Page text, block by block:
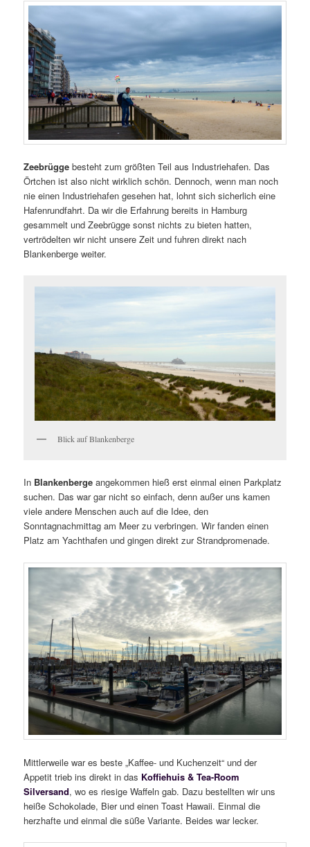
Zeebrügge besteht zum größten Teil aus Industriehafen. Das
Örtchen ist also nicht wirklich schön. Dennoch, wenn man noch
nie einen Industriehafen gesehen hat, lohnt sich sicherlich eine
Hafenrundfahrt. Da wir die Erfahrung bereits in Hamburg
gesammelt und Zeebrügge sonst nichts zu bieten hatten,
vertrödelten wir nicht unsere Zeit und fuhren direkt nach
Blankenberge weiter.
Blick auf Blankenberge
In Blankenberge angekommen hieß erst einmal einen Parkplatz
suchen. Das war gar nicht so einfach, denn außer uns kamen
viele andere Menschen auch auf die Idee, den
Sonntagnachmittag am Meer zu verbringen. Wir fanden einen
Platz am Yachthafen und gingen direkt zur Strandpromenade.
Mittlerweile war es beste „Kaffee- und Kuchenzeit“ und der
Appetit trieb ins direkt in das Koffiehuis & Tea-Room
Silversand, wo es riesige Waffeln gab. Dazu bestellten wir uns
heiße Schokolade, Bier und einen Toast Hawaii. Einmal die
herzhafte und einmal die süße Variante. Beides war lecker.